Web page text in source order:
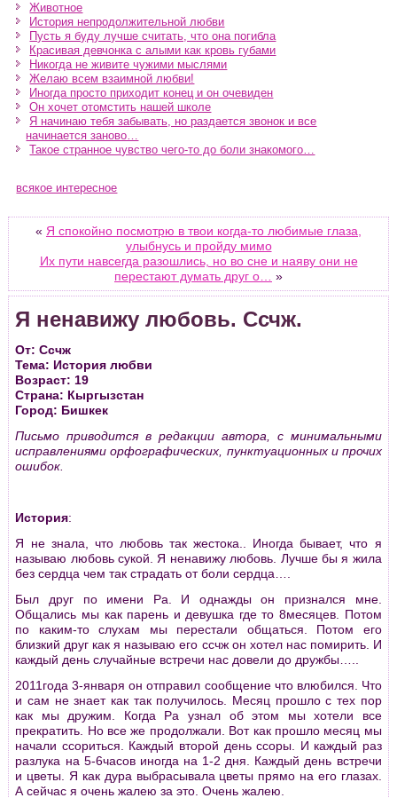
Животное
История непродолжительной любви
Пусть я буду лучше считать, что она погибла
Красивая девчонка с алыми как кровь губами
Никогда не живите чужими мыслями
Желаю всем взаимной любви!
Иногда просто приходит конец и он очевиден
Он хочет отомстить нашей школе
Я начинаю тебя забывать, но раздается звонок и все
начинается заново…
Такое странное чувство чего-то до боли знакомого…
всякое интересное
« Я спокойно посмотрю в твои когда-то любимые глаза,
улыбнусь и пройду мимо
Их пути навсегда разошлись, но во сне и наяву они не
перестают думать друг о…
»
Я ненавижу любовь. Ссчж.
От: Ссчж
Тема: История любви
Возраст: 19
Страна: Кыргызстан
Город: Бишкек
Письмо приводится в редакции автора, с минимальными
исправлениями орфографических, пунктуационных и прочих
ошибок.
История:
Я не знала, что любовь так жестока.. Иногда бывает, что я
называю любовь сукой. Я ненавижу любовь. Лучше бы я жила
без сердца чем так страдать от боли сердца….
Был друг по имени Ра. И однажды он признался мне.
Общались мы как парень и девушка где то 8месяцев. Потом
по каким-то слухам мы перестали общаться. Потом его
близкий друг как я называю его ссчж он хотел нас помирить. И
каждый день случайные встречи нас довели до дружбы…..
2011года 3-января он отправил сообщение что влюбился. Что
и сам не знает как так получилось. Месяц прошло с тех пор
как мы дружим. Когда Ра узнал об этом мы хотели все
прекратить. Но все же продолжали. Вот как прошло месяц мы
начали ссориться. Каждый второй день ссоры. И каждый раз
разлука на 5-6часов иногда на 1-2 дня. Каждый день встречи
и цветы. Я как дура выбрасывала цветы прямо на его глазах.
А сейчас я очень жалею за это. Очень жалею.